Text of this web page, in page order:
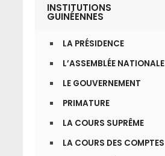
INSTITUTIONS
GUINÉENNES
LA PRÉSIDENCE
L’ASSEMBLÉE NATIONALE
LE GOUVERNEMENT
PRIMATURE
LA COURS SUPRÊME
LA COURS DES COMPTES